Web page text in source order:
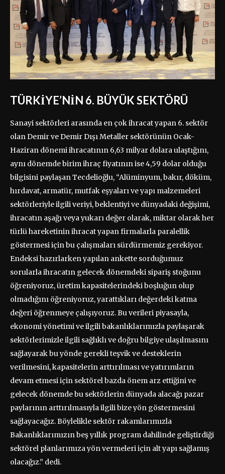
TÜRKİYE’NİN 6. BÜYÜK SEKTÖRÜ
Sanayi sektörleri arasında en çok ihracat yapan 6. sektör
olan Demir ve Demir Dışı Metaller sektörünün Ocak-
Haziran dönemi ihracatının 6,63 milyar dolara ulaştığını,
aynı dönemde birim ihraç fiyatının ise 4,59 dolar olduğu
bilgisini paylaşan Tecdelioğlu, “Alüminyum, bakır, döküm,
hırdavat, armatür, mutfak eşyaları ve yapı malzemeleri
sektörleriyle ilgili veriyi, beklentiyi ve dünyadaki değişimi,
ihracatın aşağı veya yukarı değer olarak, miktar olarak her
türlü hareketinin ihracat yapan firmalarla paralellik
göstermesi için bu çalışmaları sürdürmemiz gerekiyor.
Endeksi hazırlarken yapılan ankette sorduğumuz
sorularla ihracatın gelecek dönemdeki sipariş stoğunu
öğreniyoruz, üretim kapasitelerindeki boşluğun olup
olmadığını öğreniyoruz, yarattıkları değerdeki katma
değeri öğrenmeye çalışıyoruz. Bu verileri piyasayla,
ekonomi yönetimi ve ilgili bakanlıklarımızla paylaşarak
sektörlerimizle ilgili sağlıklı ve doğru bilgiye ulaşılmasını
sağlayarak bu yönde gerekli teşvik ve desteklerin
verilmesini, kapasitelerin arttırılması ve yatırımların
devam etmesi için sektörel bazda önem arz ettiğini ve
gelecek dönemde bu sektörlerin dünyada alacağı pazar
paylarının arttırılmasıyla ilgili bize yön göstermesini
sağlayacağız. Böylelikle sektör rakamlarımızla
Bakanlıklarımızın beş yıllık program dahilinde geliştirdiği
sektörel planlarımıza yön vermeleri için alt yapı sağlamış
olacağız.” dedi.